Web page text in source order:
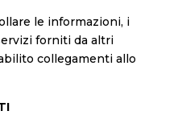
le informazioni, i
forniti da altri
collegamenti allo